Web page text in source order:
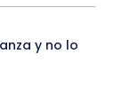
y no lo